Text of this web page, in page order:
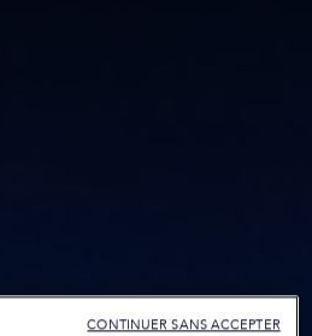
CONTINUER SANS ACCEPTER